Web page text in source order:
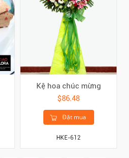
Kệ hoa chúc mừng
$86.48
Đặt mua
HKE-612